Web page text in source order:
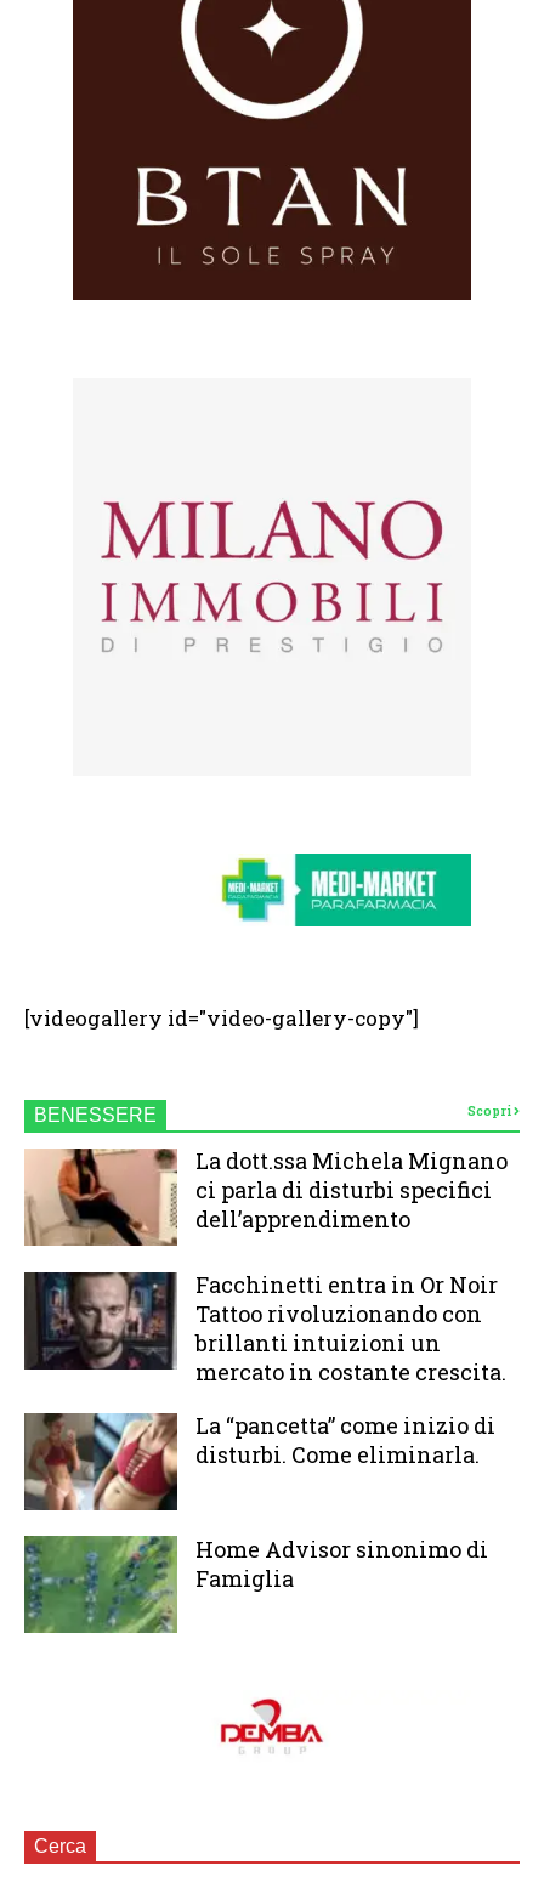
[videogallery id="video-gallery-copy"]
BENESSERE Scopri
La dott.ssa Michela Mignano
ci parla di disturbi specifici
dell’apprendimento
Facchinetti entra in Or Noir
Tattoo rivoluzionando con
brillanti intuizioni un
mercato in costante crescita.
La “pancetta” come inizio di
disturbi. Come eliminarla.
Home Advisor sinonimo di
Famiglia
Cerca